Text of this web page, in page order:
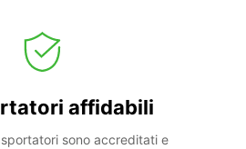
affidabili
sono accreditati e